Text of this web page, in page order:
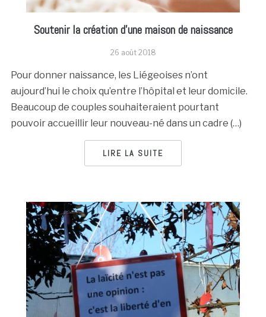
Soutenir la création d’une maison de naissance
26 août 2018
Pour donner naissance, les Liégeoises n’ont
aujourd’hui le choix qu’entre l’hôpital et leur domicile.
Beaucoup de couples souhaiteraient pourtant
pouvoir accueillir leur nouveau-né dans un cadre (…)
LIRE LA SUITE